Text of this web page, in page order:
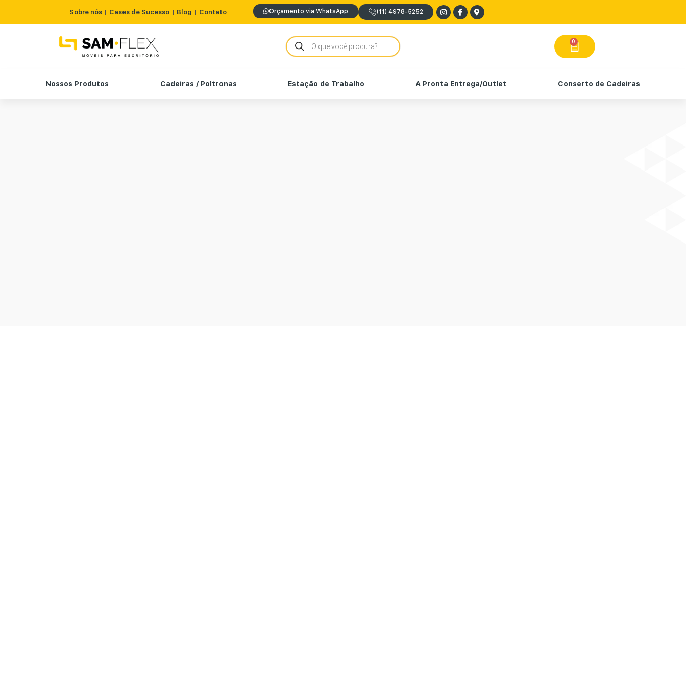
Sobre nós Cases de Sucesso Blog Contato Orçamento via WhatsApp (11) 4978-5252
0
Nossos Produtos Cadeiras / Poltronas Estação de Trabalho A Pronta Entrega/Outlet Conserto de Cadeiras